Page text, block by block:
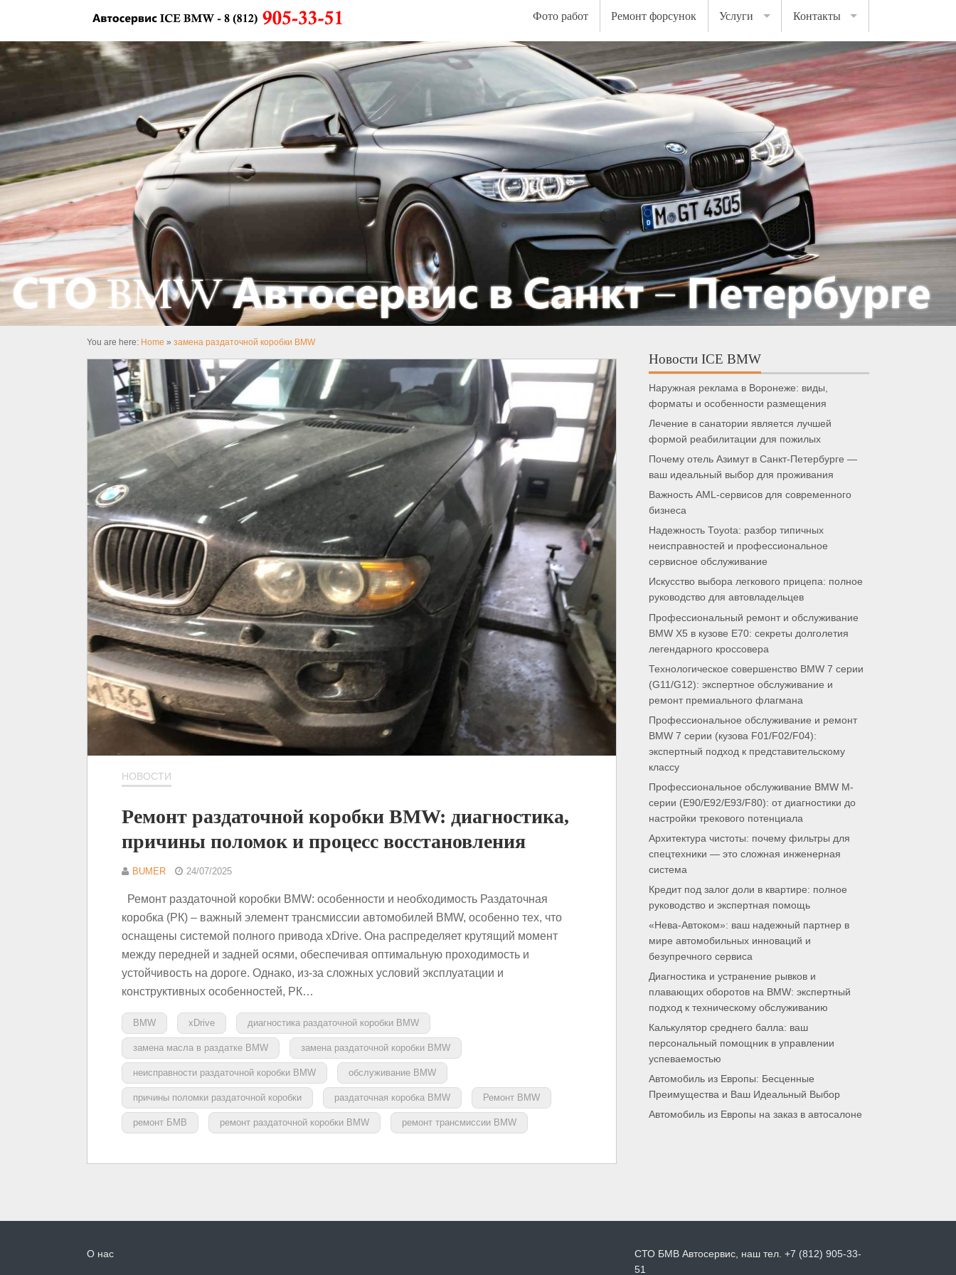
Фото работ Ремонт форсунок Услуги Контакты
You are here: Home » замена раздаточной коробки BMW
НОВОСТИ
Ремонт раздаточной коробки BMW: диагностика,
причины поломок и процесс восстановления
BUMER 24/07/2025
Ремонт раздаточной коробки BMW: особенности и необходимость Раздаточная
коробка (РК) – важный элемент трансмиссии автомобилей BMW, особенно тех, что
оснащены системой полного привода xDrive. Она распределяет крутящий момент
между передней и задней осями, обеспечивая оптимальную проходимость и
устойчивость на дороге. Однако, из-за сложных условий эксплуатации и
конструктивных особенностей, РК…
BMW xDrive диагностика раздаточной коробки BMW
замена масла в раздатке BMW замена раздаточной коробки BMW
неисправности раздаточной коробки BMW обслуживание BMW
причины поломки раздаточной коробки раздаточная коробка BMW Ремонт BMW
ремонт БМВ ремонт раздаточной коробки BMW ремонт трансмиссии BMW
Новости ICE BMW
Наружная реклама в Воронеже: виды,
форматы и особенности размещения
Лечение в санатории является лучшей
формой реабилитации для пожилых
Почему отель Азимут в Санкт-Петербурге —
ваш идеальный выбор для проживания
Важность AML-сервисов для современного
бизнеса
Надежность Toyota: разбор типичных
неисправностей и профессиональное
сервисное обслуживание
Искусство выбора легкового прицепа: полное
руководство для автовладельцев
Профессиональный ремонт и обслуживание
BMW X5 в кузове E70: секреты долголетия
легендарного кроссовера
Технологическое совершенство BMW 7 серии
(G11/G12): экспертное обслуживание и
ремонт премиального флагмана
Профессиональное обслуживание и ремонт
BMW 7 серии (кузова F01/F02/F04):
экспертный подход к представительскому
классу
Профессиональное обслуживание BMW M-
серии (E90/E92/E93/F80): от диагностики до
настройки трекового потенциала
Архитектура чистоты: почему фильтры для
спецтехники — это сложная инженерная
система
Кредит под залог доли в квартире: полное
руководство и экспертная помощь
«Нева-Автоком»: ваш надежный партнер в
мире автомобильных инноваций и
безупречного сервиса
Диагностика и устранение рывков и
плавающих оборотов на BMW: экспертный
подход к техническому обслуживанию
Калькулятор среднего балла: ваш
персональный помощник в управлении
успеваемостью
Автомобиль из Европы: Бесценные
Преимущества и Ваш Идеальный Выбор
Автомобиль из Европы на заказ в автосалоне
О нас
СТО БМВ Автосервис, наш тел. +7 (812) 905-33-
51